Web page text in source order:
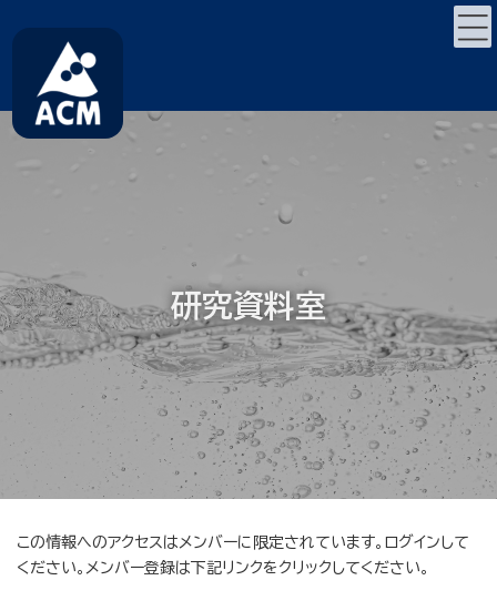
キ
ゲ
に
移
研究資料室
この情報へのアクセスはメンバーに限定されています。ログインして
ください。メンバー登録は下記リンクをクリックしてください。